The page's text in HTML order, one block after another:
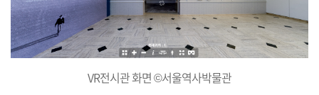
VR전시관 화면 ©서울역사박물관